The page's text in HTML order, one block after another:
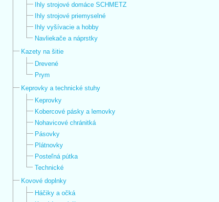
Ihly strojové domáce SCHMETZ
Ihly strojové priemyselné
Ihly vyšívacie a hobby
Navliekače a náprstky
Kazety na šitie
Drevené
Prym
Keprovky a technické stuhy
Keprovky
Kobercové pásky a lemovky
Nohavicové chránitká
Pásovky
Plátnovky
Posteľná pútka
Technické
Kovové doplnky
Háčiky a očká